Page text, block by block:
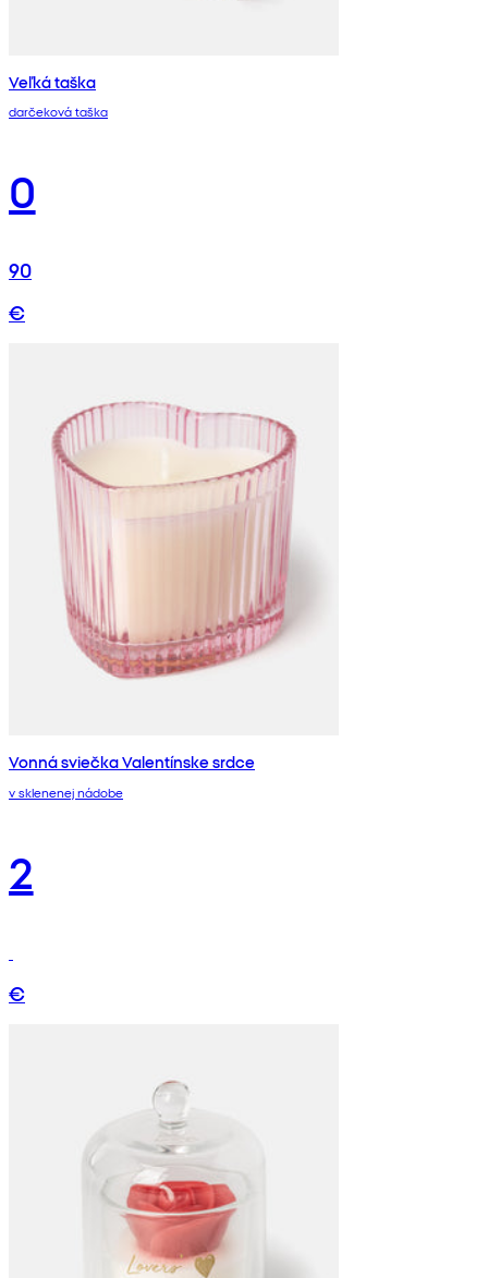
Veľká taška
darčeková taška
0
90
€
Vonná sviečka Valentínske srdce
v sklenenej nádobe
2
€